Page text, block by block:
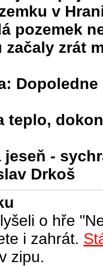
v
pozemek
začaly zrát
teplo,
-
Drkoš
o hře
i zahrát.
zipu.